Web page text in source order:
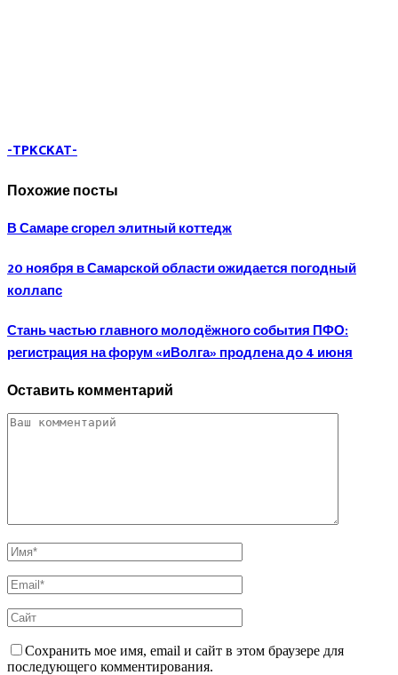
-TPKCKAT-
Похожие посты
В Самаре сгорел элитный коттедж
20 ноября в Самарской области ожидается погодный
коллапс
Стань частью главного молодёжного события ПФО:
регистрация на форум «иВолга» продлена до 4 июня
Оставить комментарий
Сохранить мое имя, email и сайт в этом браузере для
последующего комментирования.